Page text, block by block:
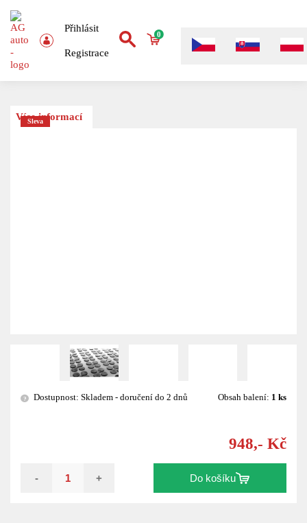
Přihlásit
Registrace
0
Více informací
Sleva
? Dostupnost: Skladem - doručení do 2 dnů Obsah balení: 1 ks
948,- Kč
- + Do košíku